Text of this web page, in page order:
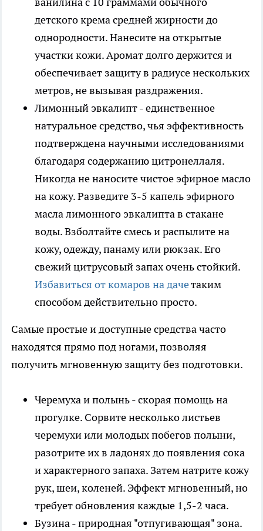
детского крема средней жирности до
однородности. Нанесите на открытые
участки кожи. Аромат долго держится и
обеспечивает защиту в радиусе нескольких
метров, не вызывая раздражения.
Лимонный эвкалипт - единственное
натуральное средство, чья эффективность
подтверждена научными исследованиями
благодаря содержанию цитронеллаля.
Никогда не наносите чистое эфирное масло
на кожу. Разведите 3-5 капель эфирного
масла лимонного эвкалипта в стакане
воды. Взболтайте смесь и распылите на
кожу, одежду, панаму или рюкзак. Его
свежий цитрусовый запах очень стойкий.
Избавиться от комаров на дачетаким
способом действительно просто.
Самые простые и доступные средства часто
находятся прямо под ногами, позволяя
получить мгновенную защиту без подготовки.
Черемуха и полынь - скорая помощь на
прогулке. Сорвите несколько листьев
черемухи или молодых побегов полыни,
разотрите их в ладонях до появления сока
и характерного запаха. Затем натрите кожу
рук, шеи, коленей. Эффект мгновенный, но
требует обновления каждые 1,5-2 часа.
Бузина - природная "отпугивающая" зона.